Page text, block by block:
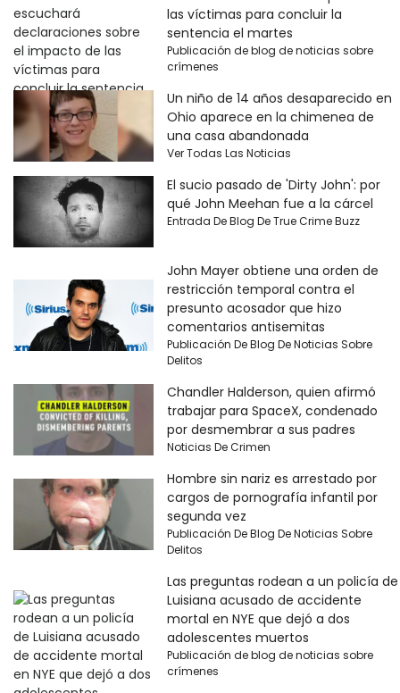
las víctimas para concluir la
sentencia el martes
Publicación de blog de noticias sobre
crímenes
Un niño de 14 años desaparecido en
Ohio aparece en la chimenea de
una casa abandonada
Ver Todas Las Noticias
El sucio pasado de 'Dirty John': por
qué John Meehan fue a la cárcel
Entrada De Blog De True Crime Buzz
John Mayer obtiene una orden de
restricción temporal contra el
presunto acosador que hizo
comentarios antisemitas
Publicación De Blog De Noticias Sobre
Delitos
Chandler Halderson, quien afirmó
trabajar para SpaceX, condenado
por desmembrar a sus padres
Noticias De Crimen
Hombre sin nariz es arrestado por
cargos de pornografía infantil por
segunda vez
Publicación De Blog De Noticias Sobre
Delitos
Las preguntas rodean a un policía de
Luisiana acusado de accidente
mortal en NYE que dejó a dos
adolescentes muertos
Publicación de blog de noticias sobre
crímenes